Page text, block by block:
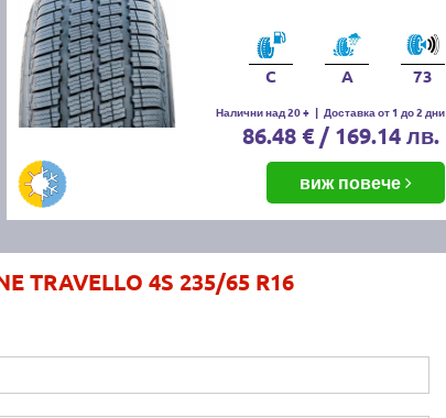
C A 73
Налични над 20 + | Доставка от 1 до 2 дни
86.48 € / 169.14 лв.
виж повече
TRAVELLO 4S 235/65 R16